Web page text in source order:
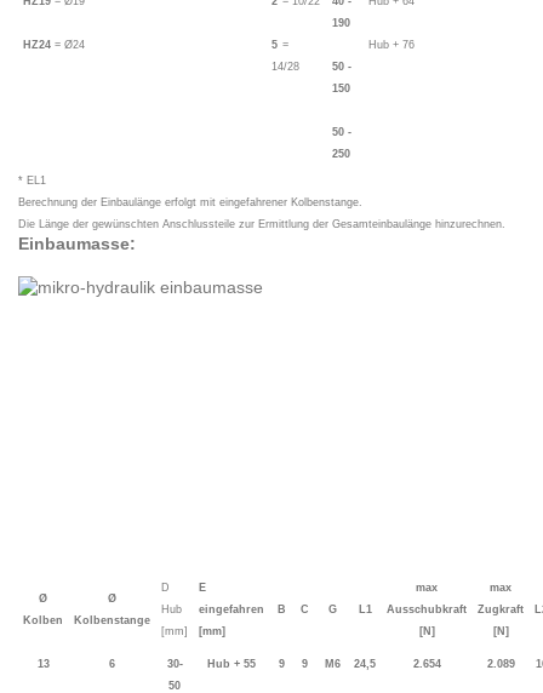
HZ24 = Ø24 5 =
14/28
190
50 -
150
50 -
250
Hub + 76
* EL1
Berechnung der Einbaulänge erfolgt mit eingefahrener Kolbenstange.
Die Länge der gewünschten Anschlussteile zur Ermittlung der Gesamteinbaulänge hinzurechnen.
Einbaumasse:
Ø
Kolben
Ø
Kolbenstange
D
Hub
[mm]
E
eingefahren
[mm]
B C G L1
max
Ausschubkraft
[N]
max
Zugkraft
[N]
13 6
30-
50
Hub + 55 9 9 M6 24,5 2.654 2.089